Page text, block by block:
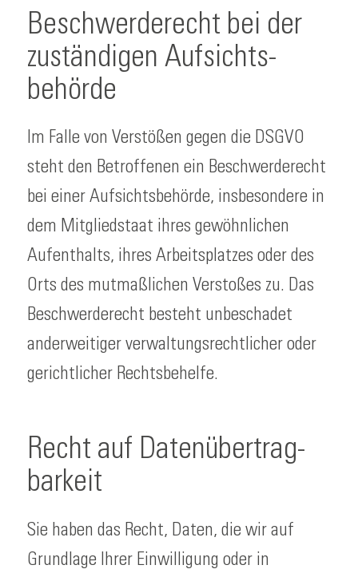
Beschwerde­recht bei der
zuständigen Aufsichts­
behörde
Im Falle von Verstößen gegen die DSGVO
steht den Betroffenen ein Beschwerderecht
bei einer Aufsichtsbehörde, insbesondere in
dem Mitgliedstaat ihres gewöhnlichen
Aufenthalts, ihres Arbeitsplatzes oder des
Orts des mutmaßlichen Verstoßes zu. Das
Beschwerderecht besteht unbeschadet
anderweitiger verwaltungsrechtlicher oder
gerichtlicher Rechtsbehelfe.
Recht auf Daten­übertrag­
barkeit
Sie haben das Recht, Daten, die wir auf
Grundlage Ihrer Einwilligung oder in